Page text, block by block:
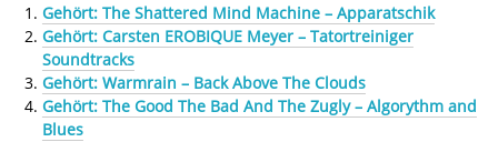
Gehört: The Shattered Mind Machine – Apparatschik
Gehört: Carsten EROBIQUE Meyer – Tatortreiniger
Soundtracks
Gehört: Warmrain – Back Above The Clouds
Gehört: The Good The Bad And The Zugly – Algorythm and
Blues